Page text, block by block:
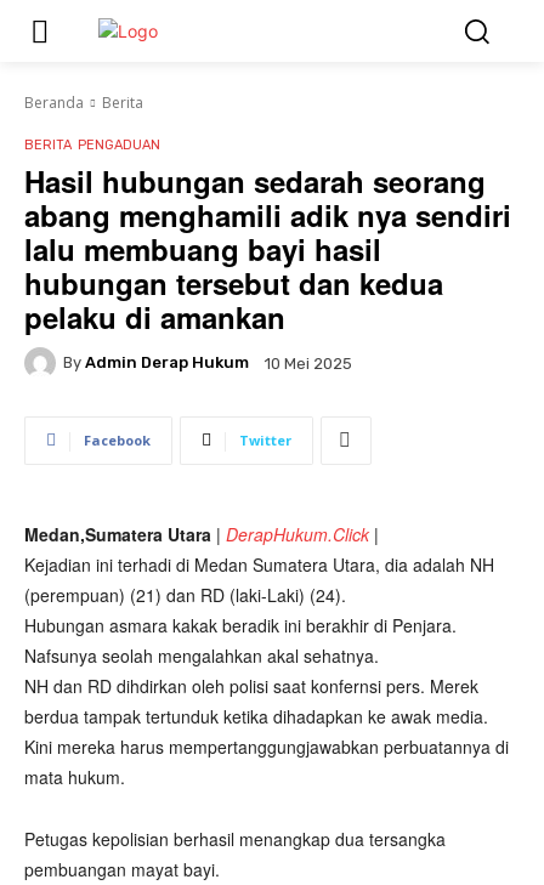
Beranda Berita
BERITA PENGADUAN
Hasil hubungan sedarah seorang
abang menghamili adik nya sendiri
lalu membuang bayi hasil
hubungan tersebut dan kedua
pelaku di amankan
By Admin Derap Hukum 10 Mei 2025
Facebook Twitter
Medan,Sumatera Utara | DerapHukum.Click |
Kejadian ini terhadi di Medan Sumatera Utara, dia adalah NH
(perempuan) (21) dan RD (laki-Laki) (24).
Hubungan asmara kakak beradik ini berakhir di Penjara.
Nafsunya seolah mengalahkan akal sehatnya.
NH dan RD dihdirkan oleh polisi saat konfernsi pers. Merek
berdua tampak tertunduk ketika dihadapkan ke awak media.
Kini mereka harus mempertanggungjawabkan perbuatannya di
mata hukum.
Petugas kepolisian berhasil menangkap dua tersangka
pembuangan mayat bayi.